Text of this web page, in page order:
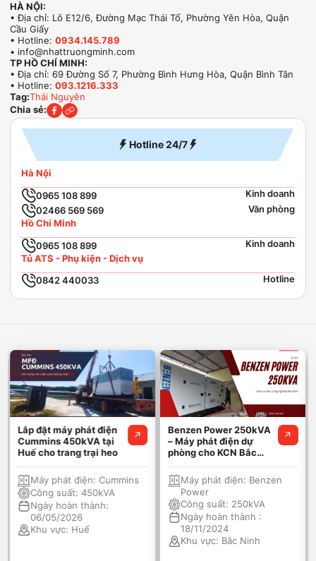
HÀ NỘI:
• Địa chỉ: Lô E12/6, Đường Mạc Thái Tổ, Phường Yên Hòa, Quận
Cầu Giấy
• Hotline:0934.145.789
• info@nhattruongminh.com
TP HỒ CHÍ MINH:
• Địa chỉ: 69 Đường Số 7, Phường Bình Hưng Hòa, Quận Bình Tân
• Hotline:093.1216.333
Tag:Thái Nguyên
Chia sẻ:
Hotline 24/7
Hà Nội
0965 108 899
Kinh doanh
02466 569 569
Văn phòng
Hồ Chí Minh
0965 108 899
Kinh doanh
Tủ ATS - Phụ kiện - Dịch vụ
0842 440033 Hotline
Lắp đặt máy phát điện
Cummins 450kVA tại
Huế cho trang trại heo
Máy phát điện: Cummins
Công suất:450kVA
Ngày hoàn thành:
06/05/2026
Khu vực: Huế
Benzen Power 250kVA
– Máy phát điện dự
phòng cho KCN Bắc
Máy phát điện: Benzen
Power
Công suất: 250kVA
Ngày hoàn thành :
18/11/2024
Khu vực: Bắc Ninh